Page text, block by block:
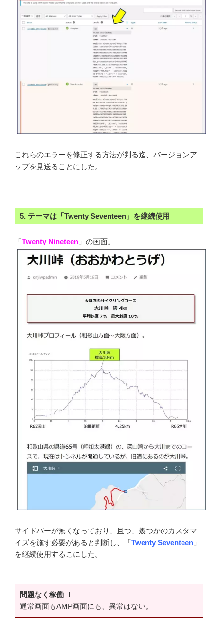
これらのエラーを修正する方法が判る迄、バージョンア
ップを見送ることにした。
5. テーマは「Twenty Seventeen」を継続使用
「Twenty Nineteen 」の画面。
サイドバーが無くなっており、且つ、幾つかのカスタマ
イズを施す必要があると判断し、「Twenty Seventeen 」
を継続使用するこにした。
問題なく稼働 ！
通常画面もAMP画面にも、異常はない。